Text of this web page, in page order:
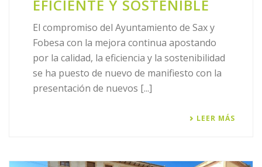
EFICIENTE Y SOSTENIBLE
El compromiso del Ayuntamiento de Sax y
Fobesa con la mejora continua apostando
por la calidad, la eficiencia y la sostenibilidad
se ha puesto de nuevo de manifiesto con la
presentación de nuevos [...]
LEER MÁS